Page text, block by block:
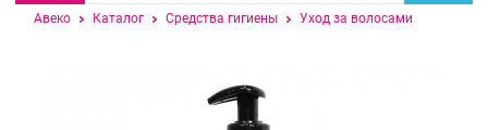
Авеко Каталог Средства гигиены Уход за волосами